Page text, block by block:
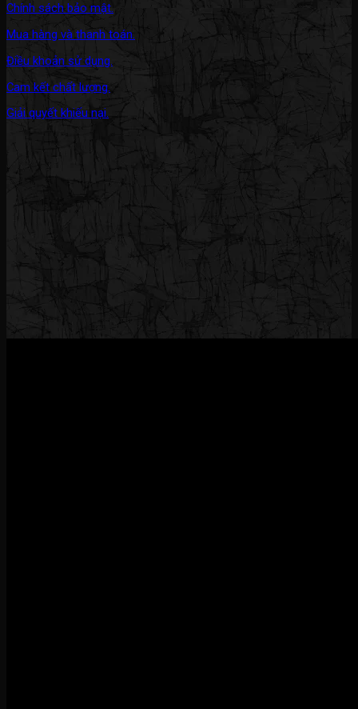
Chính sách bảo mật.
Mua hàng và thanh toán.
Điều khoản sử dụng.
Cam kết chất lượng.
Giải quyết khiếu nại.